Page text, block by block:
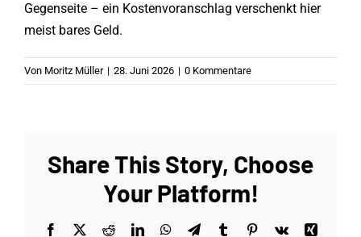
Gegenseite – ein Kostenvoranschlag verschenkt hier
meist bares Geld.
Von Moritz Müller | 28. Juni 2026 | 0 Kommentare
Share This Story, Choose
Your Platform!
Facebook
X RedditLinkedInWhatsApp
TelegramTumblrPinterest
Vk
Xing